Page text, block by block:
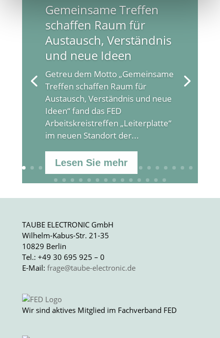
Gemeinsame Treffen
schaffen Raum für
Austausch, Verständnis
und neue Ideen
Getreu dem Motto „Gemeinsame
Treffen schaffen Raum für
Austausch, Verständnis und neue
Ideen“ fand das FED
Arbeitskreistreffen „Leiterplatte“
im neuen Standort der...
Lesen Sie mehr
TAUBE ELECTRONIC GmbH
Wilhelm-Kabus-Str. 21-35
10829 Berlin
Tel.: +49 30 695 925 – 0
E-Mail: frage@taube-electronic.de
Wir sind aktives Mitglied im Fachverband FED